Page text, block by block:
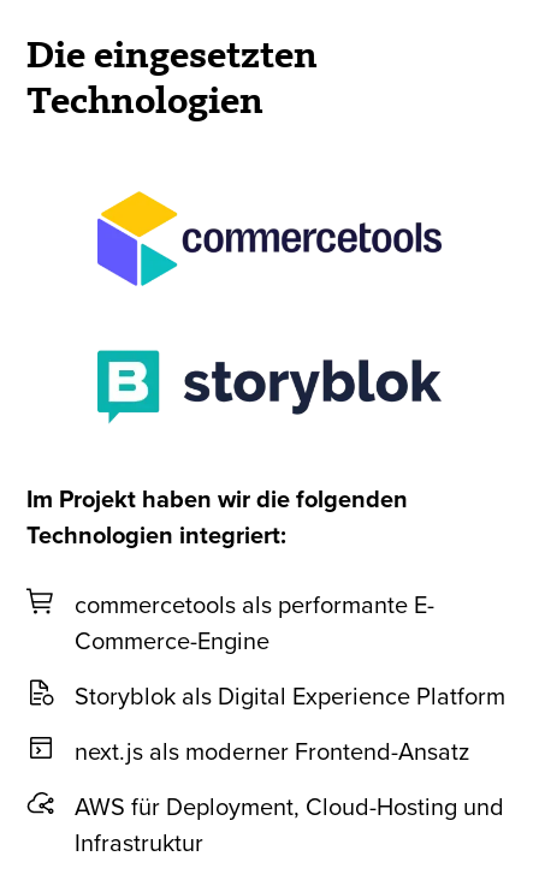
Die eingesetzten
Technologien
Im Projekt haben wir die folgenden
Technologien integriert:
commercetools als performante E-
Commerce-Engine
Storyblok als Digital Experience Platform
next.js als moderner Frontend-Ansatz
AWS für Deployment, Cloud-Hosting und
Infrastruktur